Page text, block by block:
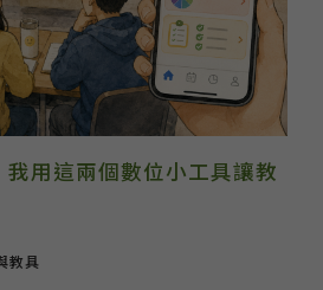
用這兩個數位小工具讓教
教具